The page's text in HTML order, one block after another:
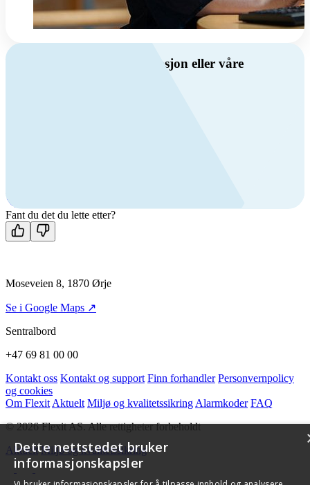
Har du spørsmål om ventilasjon eller våre
Kontakt oss
Fant du det du lette etter?
Moseveien 8, 1870 Ørje
Se i Google Maps ↗
Sentralbord
+47 69 81 00 00
Kontakt oss Kontakt og support Finn forhandler Personvernpolicy
og cookies
Om Flexit Aktuelt Miljø og kvalitetssikring Alarmkoder FAQ
© 2026 Flexit AS. Alle rettigheter forbeholdt
Aktuelt Miljø og kvalitetssikring
Dette nettstedet bruker
informasjonskapsler